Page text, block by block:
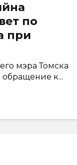
по
при
мэра Томска
к...